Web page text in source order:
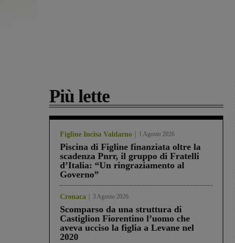
Più lette
Figline Incisa Valdarno 1 Agosto 2026
Piscina di Figline finanziata oltre la
scadenza Pnrr, il gruppo di Fratelli
d’Italia: “Un ringraziamento al
Governo”
Cronaca 3 Agosto 2026
Scomparso da una struttura di
Castiglion Fiorentino l’uomo che
aveva ucciso la figlia a Levane nel
2020